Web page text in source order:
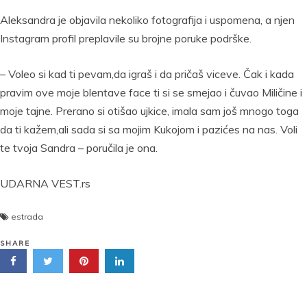
Aleksandra je objavila nekoliko fotografija i uspomena, a njen
Instagram profil preplavile su brojne poruke podrške.
– Voleo si kad ti pevam,da igraš i da pričaš viceve. Čak i kada
pravim ove moje blentave face ti si se smejao i čuvao Miličine i
moje tajne. Prerano si otišao ujkice, imala sam još mnogo toga
da ti kažem,ali sada si sa mojim Kukojom i pazićes na nas. Voli
te tvoja Sandra – poručila je ona.
UDARNA VEST.rs
estrada
SHARE